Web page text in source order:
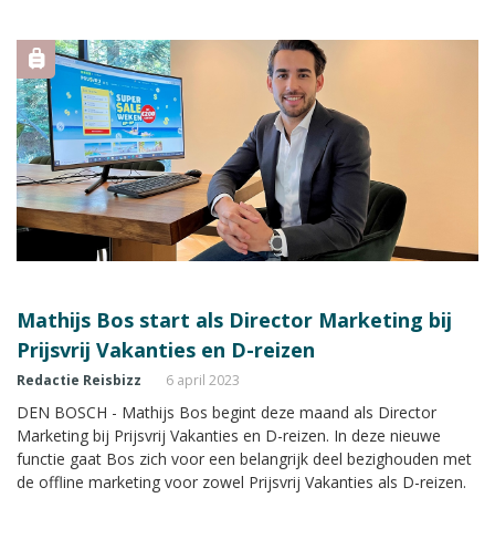
Mathijs Bos start als Director Marketing bij
Prijsvrij Vakanties en D-reizen
Redactie Reisbizz 6 april 2023
DEN BOSCH - Mathijs Bos begint deze maand als Director
Marketing bij Prijsvrij Vakanties en D-reizen. In deze nieuwe
functie gaat Bos zich voor een belangrijk deel bezighouden met
de offline marketing voor zowel Prijsvrij Vakanties als D-reizen.